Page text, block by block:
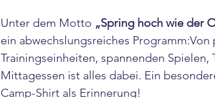
Unter dem Motto „Spring hoch wie der
ein abwechslungsreiches
Trainingseinheiten, spannenden
Mittagessen ist alles dabei. Ein
Camp-Shirt als Erinnerung!